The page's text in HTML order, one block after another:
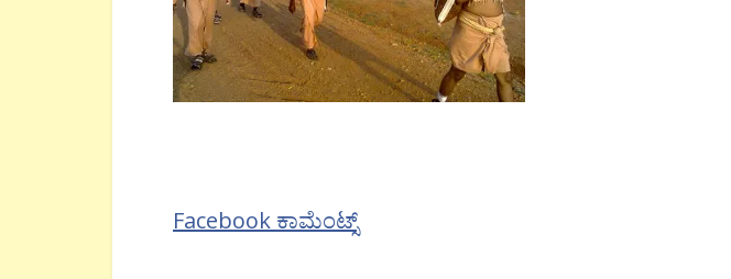
Facebook ಕಾಮೆಂಟ್ಸ್